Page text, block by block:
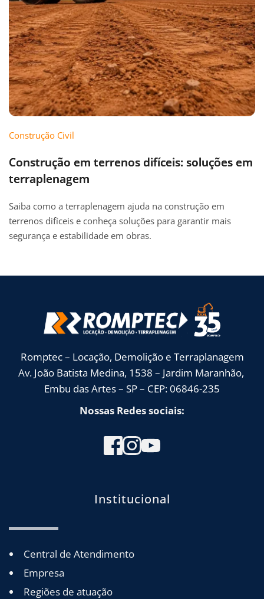
Construção Civil
Construção em terrenos difíceis: soluções em
terraplenagem
Saiba como a terraplenagem ajuda na construção em
terrenos difíceis e conheça soluções para garantir mais
segurança e estabilidade em obras.
Romptec – Locação, Demolição e Terraplanagem
Av. João Batista Medina, 1538 – Jardim Maranhão,
Embu das Artes – SP – CEP: 06846-235
Nossas Redes sociais:
Institucional
Central de Atendimento
Empresa
Regiões de atuação